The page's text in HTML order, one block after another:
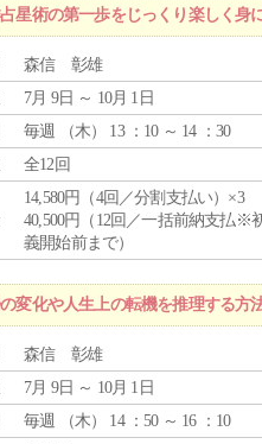
星術の第一歩をじっくり楽しく身
森信 彰雄
7月 9日 ～ 10月 1日
毎週 （木） 13 ：10 ～ 14 ：30
全12回
14,580円（4回／分割支払い）×3
40,500円（12回／一括前納支払※
義開始前まで）
変化や人生上の転機を推理する方
森信 彰雄
7月 9日 ～ 10月 1日
毎週 （木） 14 ：50 ～ 16 ：10